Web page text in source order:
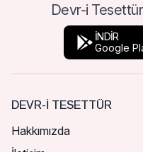
Devr-i Tesettür
İNDİR
Google
DEVR-I TESETTÜR
Hakkımızda